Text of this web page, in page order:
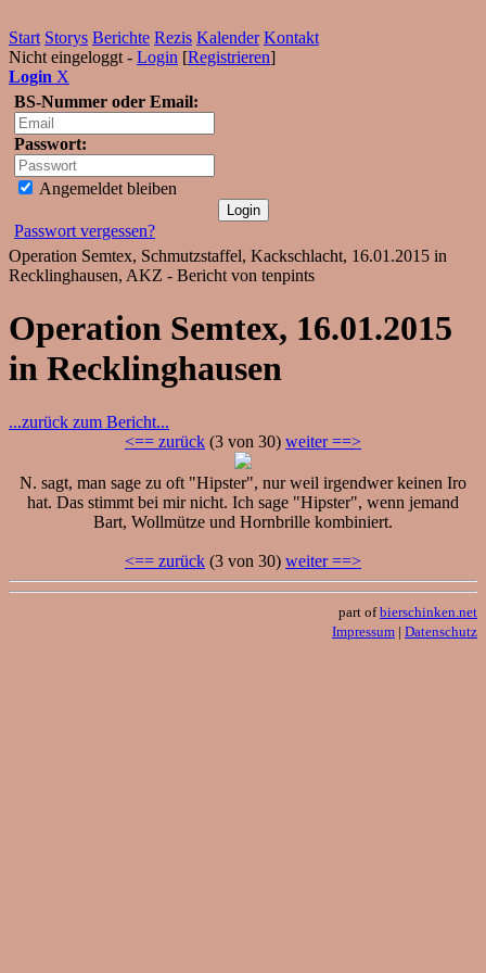
Start Storys Berichte Rezis Kalender Kontakt
Nicht eingeloggt - Login [Registrieren]
Login X
BS-Nummer oder Email:
Passwort:
Angemeldet bleiben
Passwort vergessen?
Operation Semtex, Schmutzstaffel, Kackschlacht, 16.01.2015 in
Recklinghausen, AKZ - Bericht von tenpints
Operation Semtex, 16.01.2015
in Recklinghausen
...zurück zum Bericht...
<== zurück (3 von 30) weiter ==>
N. sagt, man sage zu oft "Hipster", nur weil irgendwer keinen Iro
hat. Das stimmt bei mir nicht. Ich sage "Hipster", wenn jemand
Bart, Wollmütze und Hornbrille kombiniert.
<== zurück (3 von 30) weiter ==>
part ofbierschinken.net
Impressum | Datenschutz